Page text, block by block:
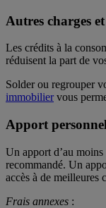
Autres charges
Les crédits à la
réduisent la part de
Solder ou regrouper
immobiliervous
Apport
Un apport d’au moins
recommandé. Un
accès à de meilleures
Frais annexes :